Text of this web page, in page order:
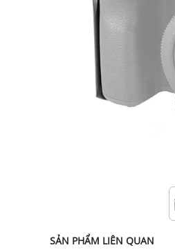
SẢN PHẨM LIÊN QUAN